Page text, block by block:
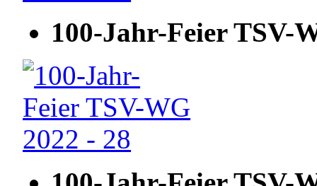
100-Jahr-Feier TSV-